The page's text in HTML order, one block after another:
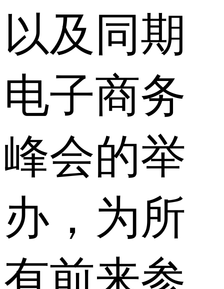
以及同期
电子商务
峰会的举
办，为所
有前来参